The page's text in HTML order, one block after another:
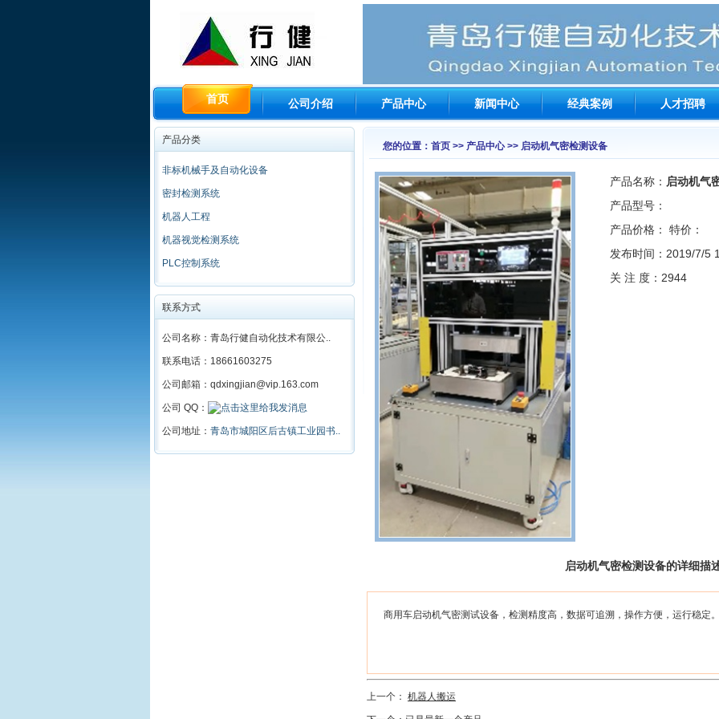
首页 公司介绍 产品中心 新闻中心 经典案例 人才招聘
产品分类
非标机械手及自动化设备
密封检测系统
机器人工程
机器视觉检测系统
PLC控制系统
联系方式
公司名称：青岛行健自动化技术有限公..
联系电话：18661603275
公司邮箱：qdxingjian@vip.163.com
公司 QQ：
公司地址： 青岛市城阳区后古镇工业园书..
您的位置：首页 >> 产品中心 >> 启动机气密检测设备
产品名称： 启动机气
产品型号：
产品价格：
特价：
发布时间：2019/7/5
关 注 度：2944
启动机气密检测设备的详细描
商用车启动机气密测试设备，检测精度高，数据可追溯，操作方便，运行稳定
上一个： 机器人搬运